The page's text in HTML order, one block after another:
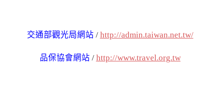
交通部觀光局網站 / http://admin.taiwan.net.tw/
品保協會網站 / http://www.travel.org.tw